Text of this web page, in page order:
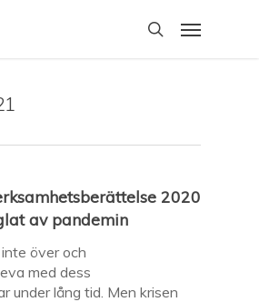
search
Menu
2020
av pandemin
över och
med dess
under lång tid. Men krisen